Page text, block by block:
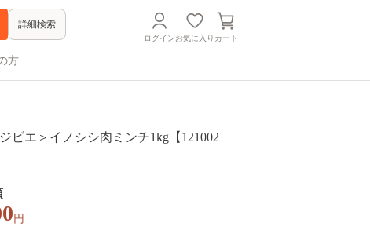
詳細検索
ログインお気に入り カート
方
ビエ＞イノシシ肉ミンチ1kg【121002
円